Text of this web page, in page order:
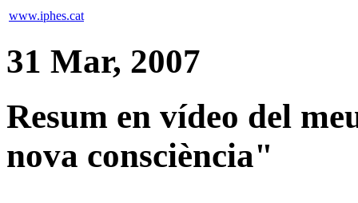
www.iphes.cat
31 Mar, 2007
Resum en vídeo del
nova consciència"